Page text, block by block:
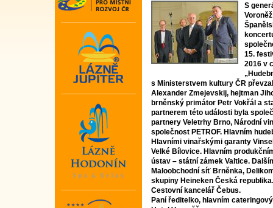
S
15.
2016 v
s Ministerstvem kultury ČR
Alexander Zmejevskij, hejtman
brněnský primátor Petr Vokřál a
partnerem této události byla
partnery Veletrhy Brno, Národní
společnost PETROF. Hlavním
Hlavními vinařskými garanty
Velké Bílovice. Hlavním
ústav – státní zámek Valtice.
Maloobchodní síť Brněnka,
skupiny Heineken Česká
Cestovní kancelář Čebus.
Paní ředitelko, hlavním